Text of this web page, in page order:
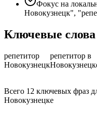
Фокус на
Новокузнецк",
Ключевые
репетитор
Новокузнецк
репетитор в
Всего 12 ключевых фраз
Новокузнецке